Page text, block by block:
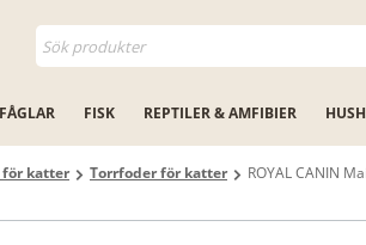
FÅGLAR FISK REPTILER & AMFIBIER
för katter Torrfoder för katter ROYAL CANIN